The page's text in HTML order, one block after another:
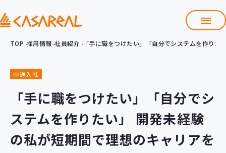
よくある質問
募集職種
働くメリット
社員紹介
数字で見るカサレアル
TOP 採用情報 社員紹介 「手に職をつけたい」「自分でシステムを作りた
中途入社
「手に職をつけたい」「自分でシ
ステムを作りたい」 開発未経験
の私が短期間で理想のキャリアを